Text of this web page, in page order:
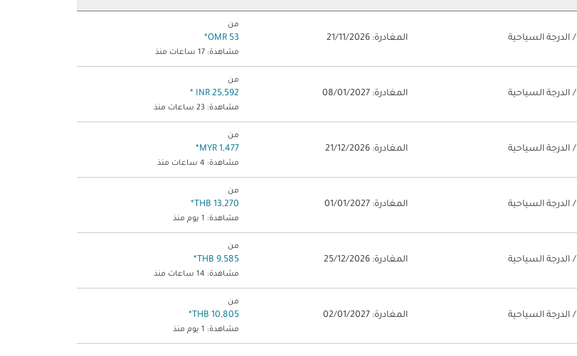
/ الدرجة السياحية المغادرة: 21/11/2026
من
53 OMR
*
مشاهدة: 17 ساعات منذ
/ الدرجة السياحية المغادرة: 08/01/2027
من
25,592 INR
*
مشاهدة: 23 ساعات منذ
/ الدرجة السياحية المغادرة: 21/12/2026
من
1,477 MYR
*
مشاهدة: 4 ساعات منذ
/ الدرجة السياحية المغادرة: 01/01/2027
من
13,270 THB
*
مشاهدة: 1 يوم منذ
/ الدرجة السياحية المغادرة: 25/12/2026
من
9,585 THB
*
مشاهدة: 14 ساعات منذ
/ الدرجة السياحية المغادرة: 02/01/2027
من
10,805 THB
*
مشاهدة: 1 يوم منذ